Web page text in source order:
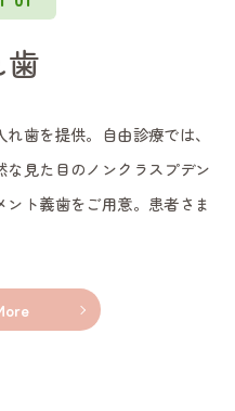
歯を提供。自由診療では、
見た目のノンクラスプデン
ト義歯をご用意。患者さま